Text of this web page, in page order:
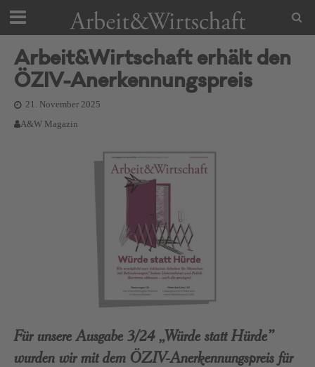
Arbeit&Wirtschaft erhält den
ÖZIV-Anerkennungspreis
21. November 2025
A&W Magazin
Für unsere Ausgabe 3/24 „Würde statt Hürde”
wurden wir mit dem ÖZIV-Anerkennungspreis für